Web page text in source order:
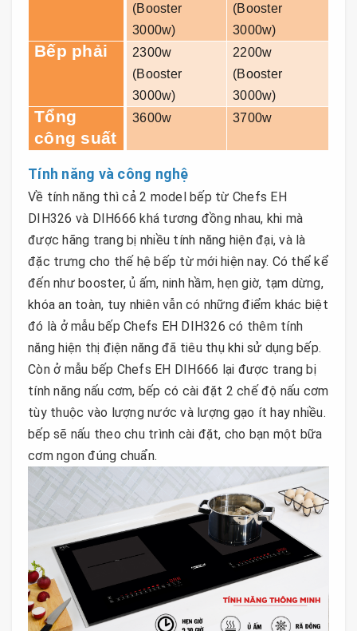
(Booster
3000w)
(Booster
3000w)
Bếp phải
2300w
(Booster
3000w)
2200w
(Booster
3000w)
Tổng
công suất
3600w 3700w
Tính năng và công nghệ
Về tính năng thì cả 2 model bếp từ Chefs EH
DIH326 và DIH666 khá tương đồng nhau, khi mà
được hãng trang bị nhiều tính năng hiện đại, và là
đặc trưng cho thế hệ bếp từ mới hiện nay. Có thể kể
đến như booster, ủ ấm, ninh hầm, hẹn giờ, tạm dừng,
khóa an toàn, tuy nhiên vẫn có những điểm khác biệt
đó là ở mẫu bếp Chefs EH DIH326 có thêm tính
năng hiện thị điện năng đã tiêu thụ khi sử dụng bếp.
Còn ở mẫu bếp Chefs EH DIH666 lại được trang bị
tính năng nấu cơm, bếp có cài đặt 2 chế độ nấu cơm
tùy thuộc vào lượng nước và lượng gạo ít hay nhiều.
bếp sẽ nấu theo chu trình cài đặt, cho bạn một bữa
cơm ngon đúng chuẩn.